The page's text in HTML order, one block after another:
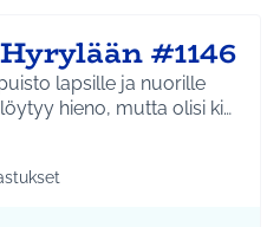
#1146
lapsille ja nuorille
hieno, mutta olisi ki…
Hyrylä
mukaan: Liikunta ja